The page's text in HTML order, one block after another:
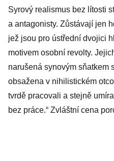
Syrový realismus bez lítosti
a antagonisty. Zůstávají jen
jež jsou pro ústřední dvojici
motivem osobní revolty.
narušená synovým sňatkem
obsažena v nihilistickém
tvrdě pracovali a stejně
bez práce.“ Zvláštní cena